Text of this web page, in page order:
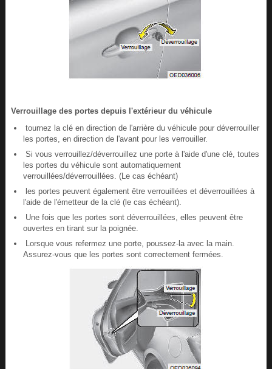
Verrouillage des portes depuis l'extérieur du véhicule
tournez la clé en direction de l'arrière du véhicule pour déverrouiller
les portes, en direction de l'avant pour les verrouiller.
Si vous verrouillez/déverrouillez une porte à l'aide d'une clé, toutes
les portes du véhicule sont automatiquement
verrouillées/déverrouillées. (Le cas échéant)
les portes peuvent également être verrouillées et déverrouillées à
l'aide de l'émetteur de la clé (le cas échéant).
Une fois que les portes sont déverrouillées, elles peuvent être
ouvertes en tirant sur la poignée.
Lorsque vous refermez une porte, poussez-la avec la main.
Assurez-vous que les portes sont correctement fermées.